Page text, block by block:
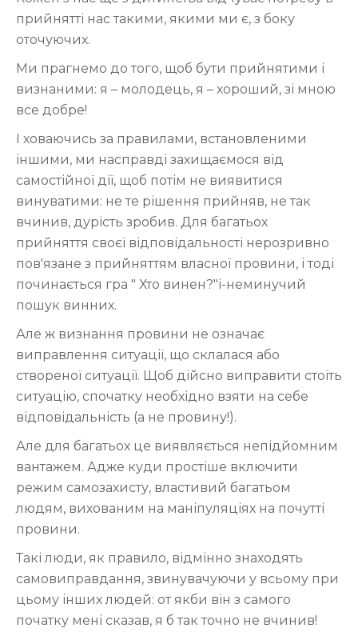
прийнятті нас такими, якими ми є, з боку
оточуючих.
Ми прагнемо до того, щоб бути прийнятими і
визнаними: я – молодець, я – хороший, зі мною
все добре!
І ховаючись за правилами, встановленими
іншими, ми насправді захищаємося від
самостійної дії, щоб потім не виявитися
винуватими: не те рішення прийняв, не так
вчинив, дурість зробив. Для багатьох
прийняття своєї відповідальності нерозривно
пов'язане з прийняттям власної провини, і тоді
починається гра " Хто винен?"і-неминучий
пошук винних.
Але ж визнання провини не означає
виправлення ситуації, що склалася або
створеної ситуації. Щоб дійсно виправити стоїть
ситуацію, спочатку необхідно взяти на себе
відповідальність (а не провину!).
Але для багатьох це виявляється непідйомним
вантажем. Адже куди простіше включити
режим самозахисту, властивий багатьом
людям, вихованим на маніпуляціях на почутті
провини.
Такі люди, як правило, відмінно знаходять
самовиправдання, звинувачуючи у всьому при
цьому інших людей: от якби він з самого
початку мені сказав, я б так точно не вчинив!